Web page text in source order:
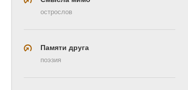
острослов
Памяти друга
поэзия